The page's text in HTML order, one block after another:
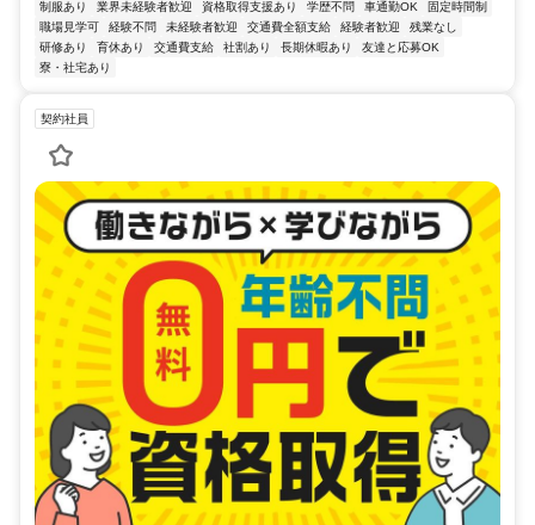
制服あり 業界未経験者歓迎 資格取得支援あり 学歴不問 車通勤OK
固定時間制
職場見学可
経験不問 未経験者歓迎 交通費全額支給 経験者歓迎
残業なし
研修あり
育休あり 交通費支給 社割あり 長期休暇あり
友達と応募OK
寮・社宅あり
契約社員